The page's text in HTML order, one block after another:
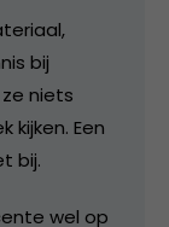
bij
niets
kijken. Een
bij.
wel op